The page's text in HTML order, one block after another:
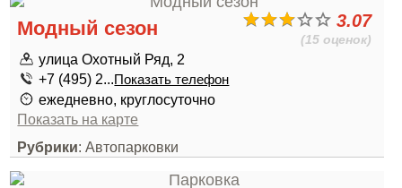
3.07
(15 оценок)
Модный сезон
улица Охотный Ряд, 2
+7 (495) 2...Показать телефон
ежедневно, круглосуточно
Показать на карте
Рубрики: Автопарковки